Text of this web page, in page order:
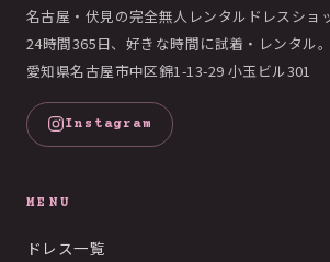
名古屋・伏見の完全無人レンタルドレスショ
24時間365日、好きな時間に試着・レンタル。
愛知県名古屋市中区錦1-13-29 小玉ビル301
Instagram
MENU
ドレス一覧